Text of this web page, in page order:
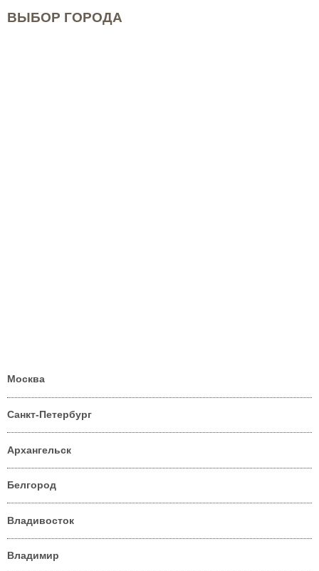
ВЫБОР ГОРОДА
Москва
Санкт-Петербург
Архангельск
Белгород
Владивосток
Владимир